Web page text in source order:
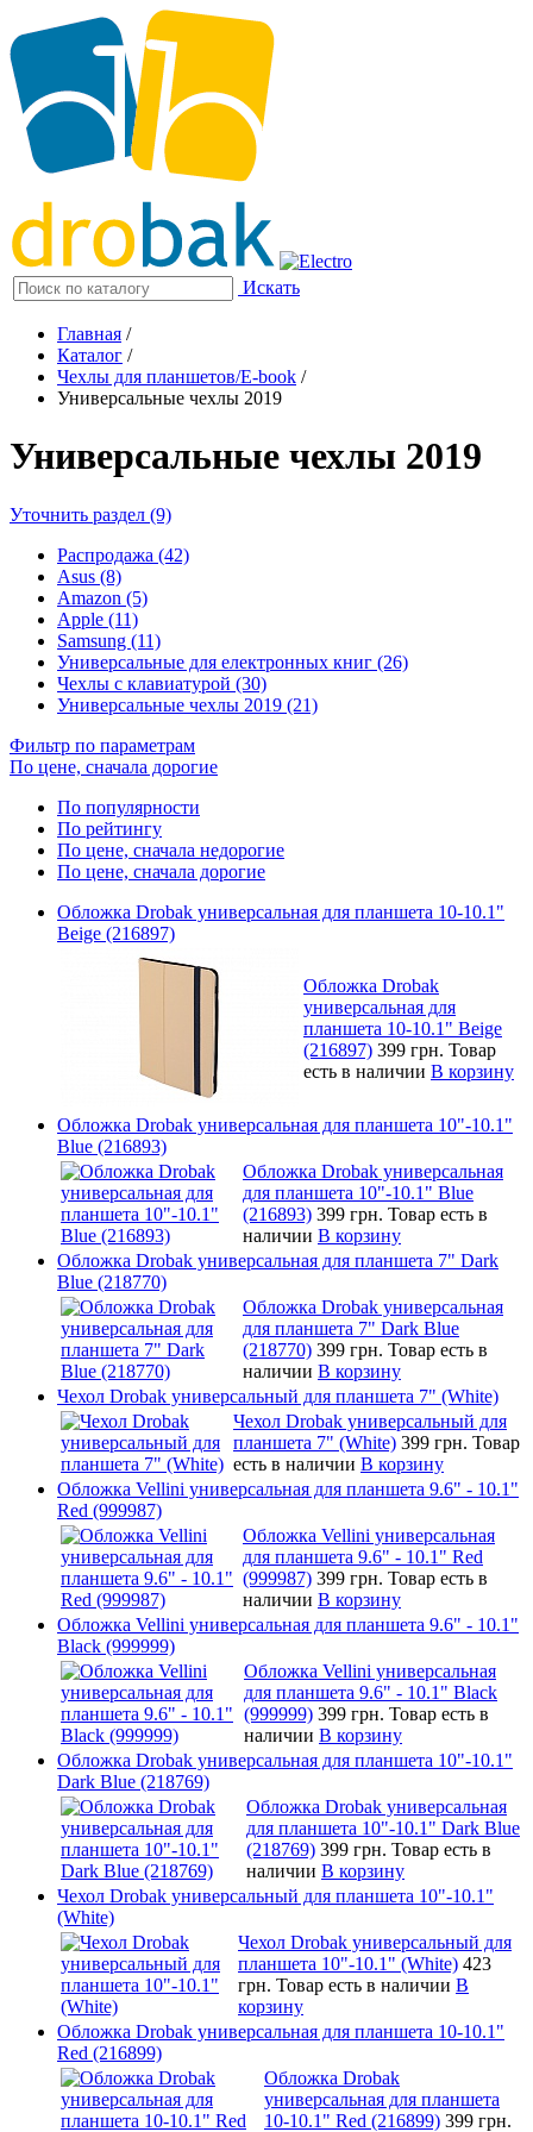
Искать
Главная /
Каталог /
Чехлы для планшетов/E-book /
Универсальные чехлы 2019
Универсальные чехлы 2019
Уточнить раздел (9)
Распродажа (42)
Asus (8)
Amazon (5)
Apple (11)
Samsung (11)
Универсальные для електронных книг (26)
Чехлы с клавиатурой (30)
Универсальные чехлы 2019 (21)
Фильтр по параметрам
По цене, сначала дорогие
По популярности
По рейтингу
По цене, сначала недорогие
По цене, сначала дорогие
Обложка Drobak универсальная для планшета 10-10.1"
Beige (216897)
Обложка Drobak
универсальная для
планшета 10-10.1" Beige
(216897) 399 грн. Товар
есть в наличии В корзину
Обложка Drobak универсальная для планшета 10"-10.1"
Blue (216893)
Обложка Drobak универсальная
для планшета 10"-10.1" Blue
(216893) 399 грн. Товар есть в
наличии В корзину
Обложка Drobak универсальная для планшета 7" Dark
Blue (218770)
Обложка Drobak универсальная
для планшета 7" Dark Blue
(218770) 399 грн. Товар есть в
наличии В корзину
Чехол Drobak универсальный для планшета 7" (White)
Чехол Drobak универсальный для
планшета 7" (White) 399 грн. Товар
есть в наличии В корзину
Обложка Vellini универсальная для планшета 9.6" - 10.1"
Red (999987)
Обложка Vellini универсальная
для планшета 9.6" - 10.1" Red
(999987) 399 грн. Товар есть в
наличии В корзину
Обложка Vellini универсальная для планшета 9.6" - 10.1"
Black (999999)
Обложка Vellini универсальная
для планшета 9.6" - 10.1" Black
(999999) 399 грн. Товар есть в
наличии В корзину
Обложка Drobak универсальная для планшета 10"-10.1"
Dark Blue (218769)
Обложка Drobak универсальная
для планшета 10"-10.1" Dark Blue
(218769) 399 грн. Товар есть в
наличии В корзину
Чехол Drobak универсальный для планшета 10"-10.1"
(White)
Чехол Drobak универсальный для
планшета 10"-10.1" (White) 423
грн. Товар есть в наличии В
корзину
Обложка Drobak универсальная для планшета 10-10.1"
Red (216899)
Обложка Drobak
универсальная для планшета
10-10.1" Red (216899) 399 грн.